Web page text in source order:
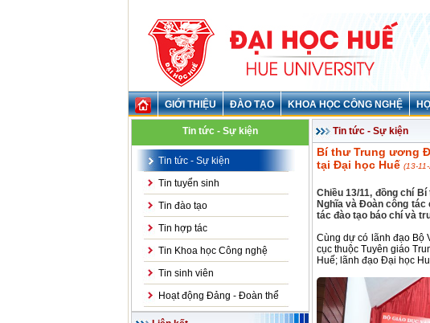
GIỚI THIỆU ĐÀO TẠO KHOA HỌC CÔNG NGHỆ
Tin tức - Sự kiện
Tin tức - Sự kiện
Tin tuyển sinh
Tin đào tạo
Tin hợp tác
Tin Khoa học Công nghệ
Tin sinh viên
Hoạt động Đảng - Đoàn thể
Tin tức - Sự kiện
Bí thư Trung ương
tại Đại học Huế (13-
Chiều 13/11, đồng chí
Nghĩa và Đoàn công
tác đào tạo báo chí và
Cùng dự có lãnh đạo Bộ
cục thuộc Tuyên giáo
Huế; lãnh đạo Đại học